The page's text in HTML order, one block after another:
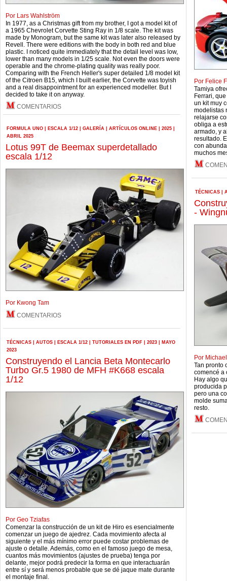
Por Lars Wahlström
In 1977, as a Christmas gift from my brother, I got a model kit of
a 1965 Chevrolet Corvette Sting Ray in 1/8 scale. The kit was
made by Monogram, but the same kit was later also released by
Revell. There were editions with the body in both red and blue
plastic. I noticed quite immediately that the detail level was low,
lower than many models in 1/25 scale. Not even the doors were
operable and the chrome-plating quality was really poor.
Comparing with the French Heller's super detailed 1/8 model kit
of the Citroen B15, which I built earlier, the Corvette was toyish
and a real disappointment for an experienced modeller. But I
decided to take it on anyway.
COMENTARIOS
FORMULA UNO ESCALA 1/12 GALERÍA ARTÍCULOS ONLINE 2025
ABRIL 2025
Lotus 99T de Beemax superdetallado
escala 1/12
Por Kwong Tam
COMENTARIOS
TÉCNICAS AUTOS ESCALA 1/12 TUTORIALES EN PDF 2023
MAYO
2023
Construyendo el Lancia Beta Montecarlo
Turbo Gr.5 1980 de MFH #K668 escala
1/12
Por Geo Tziafas
Comenzar la construcción de un kit de Hiro es esencialmente
comenzar un juego de ajedrez. Cada movimiento afecta al
siguiente y el más mínimo error puede costar problemas de
ajuste o detalle. Además, como en el famoso juego de mesa,
cuantos más movimientos (ajustes de prueba) tenga por
delante, mejor podrá predecir la forma en que interactuarán
entre sí y será menos probable que se dé jaque mate durante
el montaje final.
Por Felice
Tamiya
Ferrari,
un kit muy
modelistas
relajarse
obliga a
armado, y
resultado.
con
muchos
TÉCNICAS
-
Por
Tan pronto
comencé a
Hay algo
producida
pero una
molde
resto.